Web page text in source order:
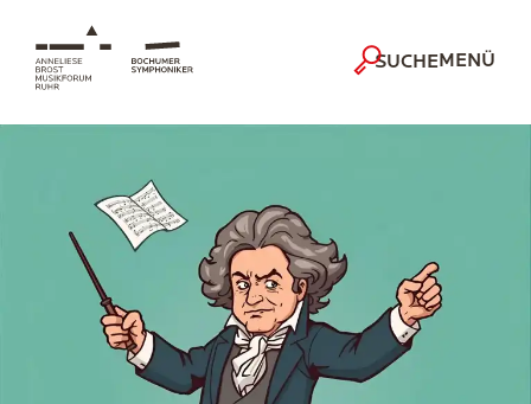
SUCHEMENÜ